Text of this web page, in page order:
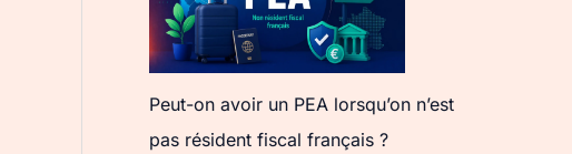
Peut-on avoir un PEA lorsqu’on n’est
pas résident fiscal français ?